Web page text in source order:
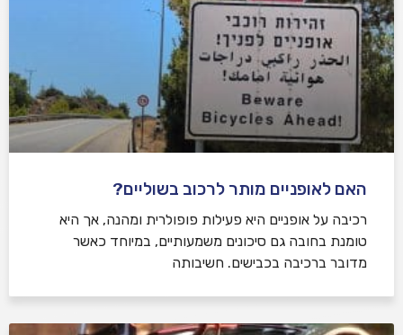
האם לאופניים מותר לרכוב בשוליים?
רכיבה על אופניים היא פעילות פופולרית ומהנה, אך היא
טומנת בחובה גם סיכונים משמעותיים, במיוחד כאשר
מדובר ברכיבה בכבישים. חשיבותה